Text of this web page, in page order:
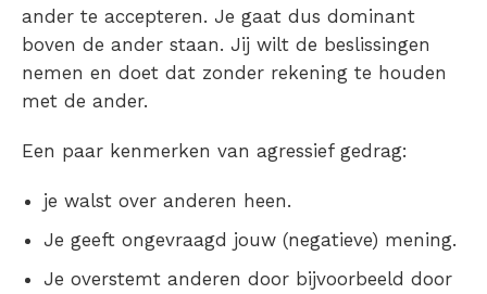
ander te accepteren. Je gaat dus dominant
boven de ander staan. Jij wilt de beslissingen
nemen en doet dat zonder rekening te houden
met de ander.
Een paar kenmerken van agressief gedrag:
je walst over anderen heen.
Je geeft ongevraagd jouw (negatieve) mening.
Je overstemt anderen door bijvoorbeeld door